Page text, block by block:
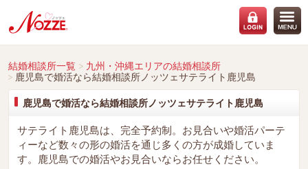
結婚相談所一覧
九州・沖縄エリアの結婚相談所
鹿児島で婚活なら結婚相談所ノッツェサテライト鹿児島
鹿児島で婚活なら結婚相談所ノッツェサテライト鹿児島
サテライト鹿児島は、完全予約制。お見合いや婚活パーテ
ィーなど数々の形の婚活を通じ多くの方が成婚していま
す。鹿児島での婚活やお見合いならお任せください。